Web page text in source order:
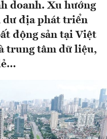
doanh. Xu hướng
dư địa phát triển
động sản tại Việt
trung tâm dữ liệu,